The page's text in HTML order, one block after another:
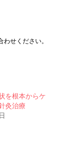
せください。
を根本からケ
灸治療